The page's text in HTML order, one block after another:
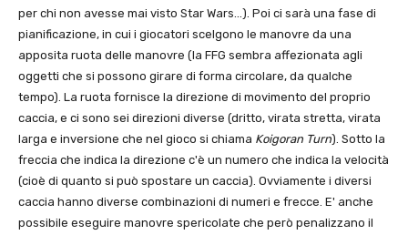
per chi non avesse mai visto Star Wars…). Poi ci sarà una fase di
pianificazione, in cui i giocatori scelgono le manovre da una
apposita ruota delle manovre (la FFG sembra affezionata agli
oggetti che si possono girare di forma circolare, da qualche
tempo). La ruota fornisce la direzione di movimento del proprio
caccia, e ci sono sei direzioni diverse (dritto, virata stretta, virata
larga e inversione che nel gioco si chiama Koigoran Turn). Sotto la
freccia che indica la direzione c'è un numero che indica la velocità
(cioè di quanto si può spostare un caccia). Ovviamente i diversi
caccia hanno diverse combinazioni di numeri e frecce. E' anche
possibile eseguire manovre spericolate che però penalizzano il